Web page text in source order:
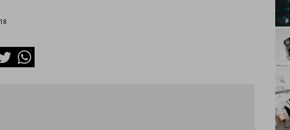
Whatsapp